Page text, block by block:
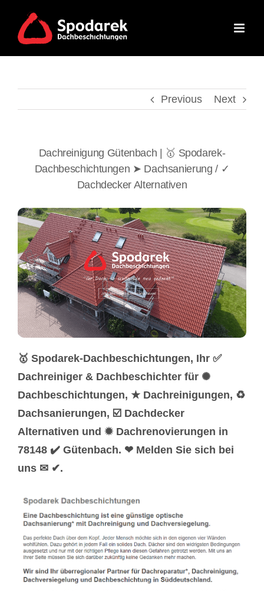
content
Previous Next
Dachreinigung Gütenbach | 🥇 Spodarek-
Dachbeschichtungen ➤ Dachsanierung / ✓
Dachdecker Alternativen
🥇 Spodarek-Dachbeschichtungen, Ihr ✅
Dachreiniger & Dachbeschichter für ✺
Dachbeschichtungen, ★ Dachreinigungen, ♻
Dachsanierungen, ☑️ Dachdecker
Alternativen und ✹ Dachrenovierungen in
78148 ✔️ Gütenbach. ❤ Melden Sie sich bei
uns ✉ ✔.